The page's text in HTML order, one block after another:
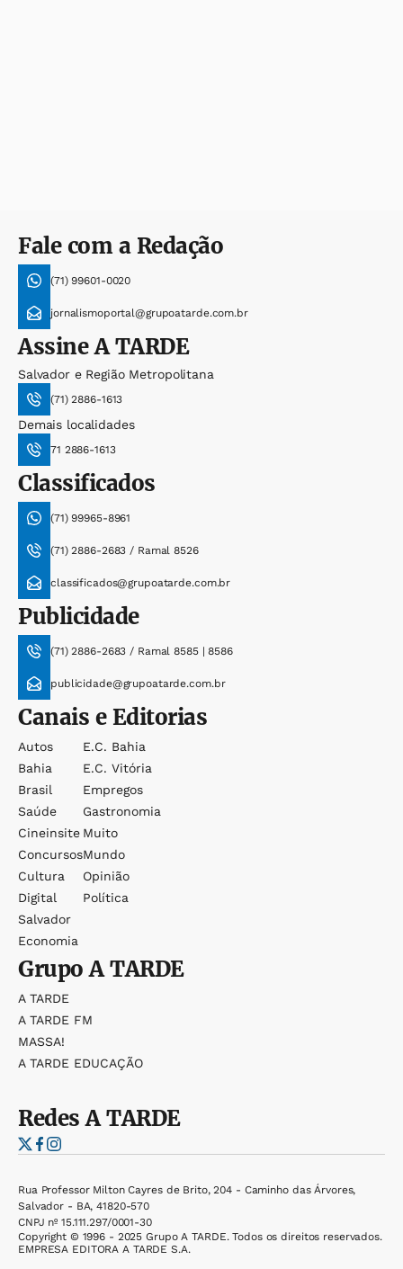
Fale com a Redação
(71) 99601-0020
jornalismoportal@grupoatarde.com.br
AssineA TARDE
Salvador e Região Metropolitana
(71) 2886-1613
Demais localidades
71 2886-1613
Classificados
(71) 99965-8961
(71) 2886-2683 / Ramal 8526
classificados@grupoatarde.com.br
Publicidade
(71) 2886-2683 / Ramal 8585 | 8586
publicidade@grupoatarde.com.br
Canais e Editorias
Autos
Bahia
Brasil
Saúde
Cineinsite
Concursos
Cultura
Digital
Salvador
Economia
E.c. Bahia
E.c. Vitória
Empregos
Gastronomia
Muito
Mundo
Opinião
Política
GrupoA TARDE
A TARDE
A TARDE FM
MASSA!
A TARDE EDUCAÇÃO
RedesA TARDE
Rua Professor Milton Cayres de Brito, 204 - Caminho das Árvores,
Salvador - BA, 41820-570
CNPJ nº 15.111.297/0001-30
Copyright © 1996 - 2025 Grupo A TARDE. Todos os direitos reservados.
EMPRESA EDITORA A TARDE S.A.